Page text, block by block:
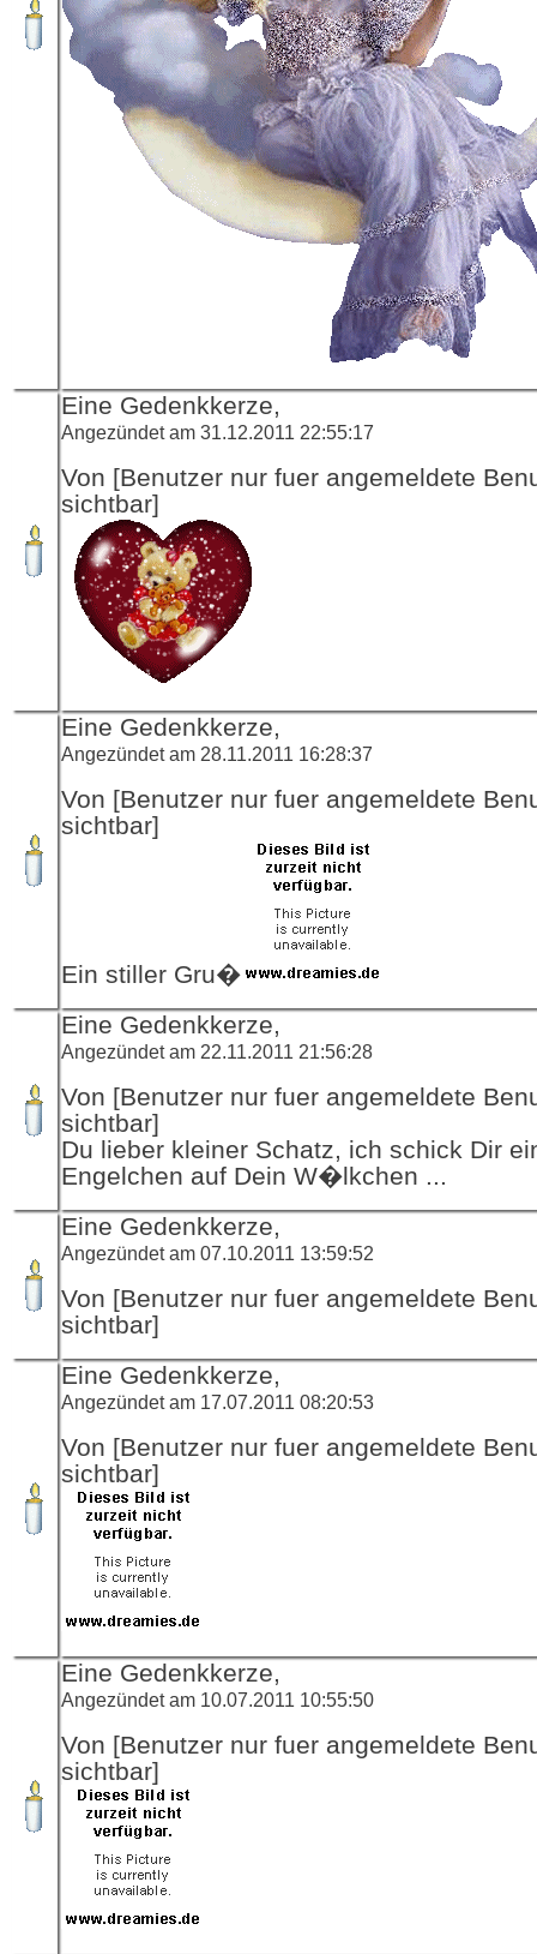
Eine Gedenkkerze,
Angezündet am 31.12.2011 22:55:17
Von [Benutzer nur fuer angemeldete
sichtbar]
Eine Gedenkkerze,
Angezündet am 28.11.2011 16:28:37
Von [Benutzer nur fuer angemeldete
sichtbar]
Ein stiller Gru�
Eine Gedenkkerze,
Angezündet am 22.11.2011 21:56:28
Von [Benutzer nur fuer angemeldete
sichtbar]
Du lieber kleiner Schatz, ich schick Dir
Engelchen auf Dein W�lkchen ...
Eine Gedenkkerze,
Angezündet am 07.10.2011 13:59:52
Von [Benutzer nur fuer angemeldete
sichtbar]
Eine Gedenkkerze,
Angezündet am 17.07.2011 08:20:53
Von [Benutzer nur fuer angemeldete
sichtbar]
Eine Gedenkkerze,
Angezündet am 10.07.2011 10:55:50
Von [Benutzer nur fuer angemeldete
sichtbar]